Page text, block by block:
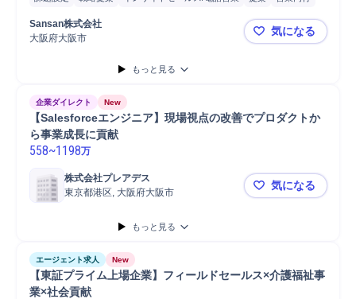
マーケティング
クロスセル
クロージング
導入支援
プロジェクト 法人営業 Salesforce
Sansan株式会社
大阪府大阪市
【請求書受
気になる
もっと見る
企業ダイレクト New
【Salesforceエンジニア】現場視点の改善でプロダクトか
ら事業成長に貢献
558~1198万
株式会社プレアデス
東京都港区, 大阪府大阪市
【
気になる
もっと見る
エージェント求人 New
【東証プライム上場企業】フィールドセールス×介護福祉事
業×社会貢献